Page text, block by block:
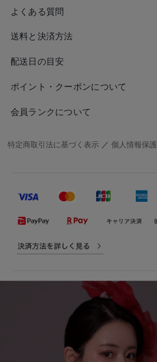
よくある質問
送料と決済方法
配送日の目安
ポイント・クーポンについて
会員ランクについて
特定商取引法に基づく表示 ／個人情報保